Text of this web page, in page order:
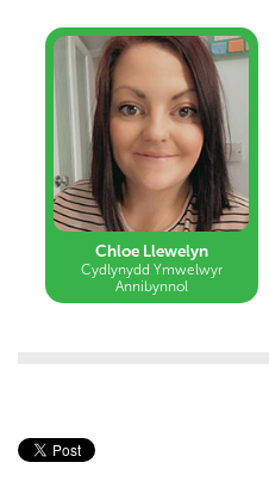
Chloe Llewelyn
Cydlynydd Ymwelwyr
Annibynnol